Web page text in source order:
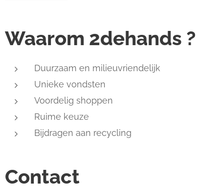
Waarom 2dehands ?
Duurzaam en milieuvriendelijk
Unieke vondsten
Voordelig shoppen
Ruime keuze
Bijdragen aan recycling
Contact